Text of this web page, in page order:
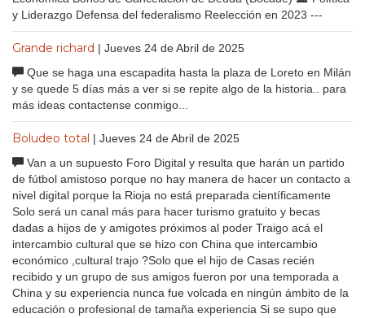
y Liderazgo Defensa del federalismo Reelección en 2023 ---
Grande richard | Jueves 24 de Abril de 2025
Que se haga una escapadita hasta la plaza de Loreto en Milán
y se quede 5 días más a ver si se repite algo de la historia.. para
más ideas contactense conmigo...
Boludeo total | Jueves 24 de Abril de 2025
Van a un supuesto Foro Digital y resulta que harán un partido
de fútbol amistoso porque no hay manera de hacer un contacto a
nivel digital porque la Rioja no está preparada científicamente
Solo será un canal más para hacer turismo gratuito y becas
dadas a hijos de y amigotes próximos al poder Traigo acá el
intercambio cultural que se hizo con China que intercambio
económico ,cultural trajo ?Solo que el hijo de Casas recién
recibido y un grupo de sus amigos fueron por una temporada a
China y su experiencia nunca fue volcada en ningún ámbito de la
educación o profesional de tamaña experiencia Si se supo que